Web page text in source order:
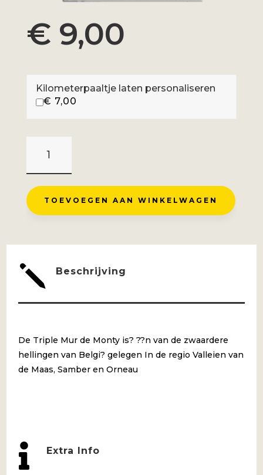
€ 9,00
Kilometerpaaltje laten personaliseren
€ 7,00
MUR
DE
MONTY
-
AANTAL
TOEVOEGEN AAN WINKELWAGEN
j Beschrijving
De Triple Mur de Monty is? ??n van de zwaardere
hellingen van Belgi? gelegen In de regio Valleien van
de Maas, Samber en Orneau
 Extra Info